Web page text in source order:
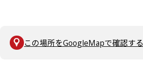
この場所をGoogleMapで確認する